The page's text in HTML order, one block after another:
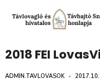
2018 FEI
ADMIN.TAVLOVASOK •